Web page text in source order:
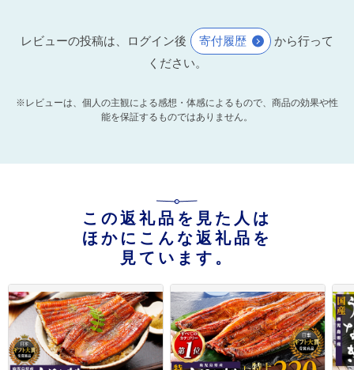
レビューの投稿は、ログイン後 寄付履歴
から行って
ください。
※レビューは、個人の主観による感想・体感によるもので、商品の効果や性
能を保証するものではありません。
この返礼品を見た人は
ほかにこんな返礼品を
見ています。